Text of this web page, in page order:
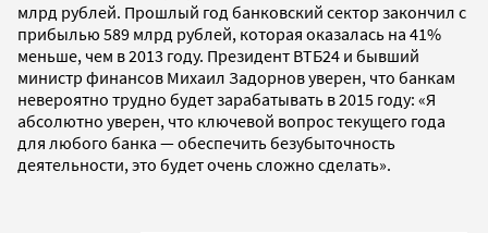
млрд рублей. Прошлый год банковский сектор закончил с
прибылью 589 млрд рублей, которая оказалась на 41%
меньше, чем в 2013 году. Президент ВТБ24 и бывший
министр финансов Михаил Задорнов уверен, что банкам
невероятно трудно будет зарабатывать в 2015 году: «Я
абсолютно уверен, что ключевой вопрос текущего года
для любого банка — обеспечить безубыточность
деятельности, это будет очень сложно сделать».